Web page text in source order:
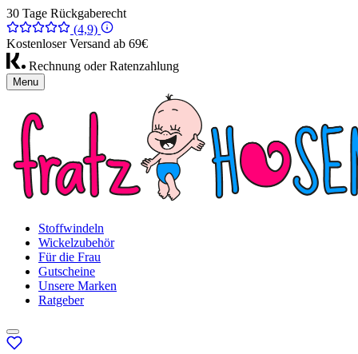
30 Tage Rückgaberecht
(4,9)
Kostenloser Versand ab 69€
Rechnung oder Ratenzahlung
Menu
Stoffwindeln
Wickelzubehör
Für die Frau
Gutscheine
Unsere Marken
Ratgeber